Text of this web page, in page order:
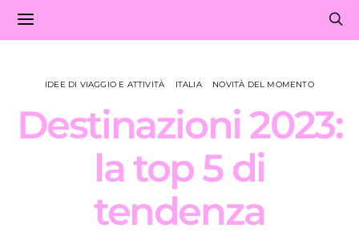
IDEE DI VIAGGIO E ATTIVITÀ ITALIA NOVITÀ DEL MOMENTO
Destinazioni 2023:
la top 5 di
tendenza